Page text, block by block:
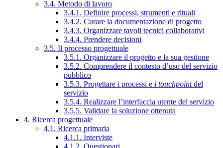
3.4. Metodo di lavoro
3.4.1. Definire processi, strumenti e rituali
3.4.2. Curare la documentazione di progetto
3.4.3. Organizzare tavoli tecnici collaborativi
3.4.4. Prendere decisioni
3.5. Il processo progettuale
3.5.1. Organizzare il progetto e la sua gestione
3.5.2. Comprendere il contesto d’uso del servizio
pubblico
3.5.3. Progettare i processi e i touchpointdel
servizio
3.5.4. Realizzare l’interfaccia utente del servizio
3.5.5. Validare la soluzione ottenuta
4. Ricerca progettuale
4.1. Ricerca primaria
4.1.1. Interviste
4.1.2. Questionari